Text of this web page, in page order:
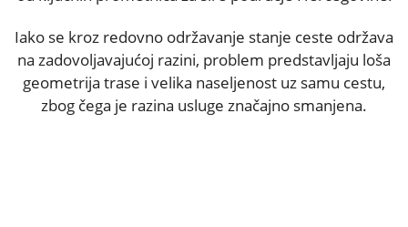
Iako se kroz redovno održavanje stanje ceste održava
na zadovoljavajućoj razini, problem predstavljaju loša
geometrija trase i velika naseljenost uz samu cestu,
zbog čega je razina usluge značajno smanjena.